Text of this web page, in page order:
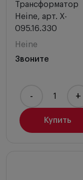
Трансформатор
Heine, арт. X-
095.16.330
Heine
Звоните
Купить
- +